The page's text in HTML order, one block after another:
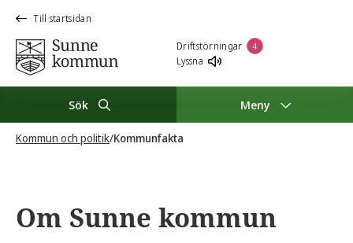
Till startsidan
Driftstörningar 4
Lyssna
Sök Meny
Kommun och politik/Kommunfakta
Om Sunne kommun